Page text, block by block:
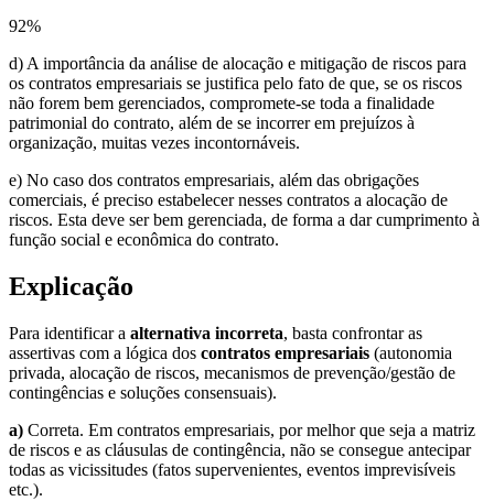
92%
d) A importância da análise de alocação e mitigação de riscos para
os contratos empresariais se justifica pelo fato de que, se os riscos
não forem bem gerenciados, compromete-se toda a finalidade
patrimonial do contrato, além de se incorrer em prejuízos à
organização, muitas vezes incontornáveis.
e) No caso dos contratos empresariais, além das obrigações
comerciais, é preciso estabelecer nesses contratos a alocação de
riscos. Esta deve ser bem gerenciada, de forma a dar cumprimento à
função social e econômica do contrato.
Explicação
Para identificar a alternativa incorreta, basta confrontar as
assertivas com a lógica dos contratos empresariais (autonomia
privada, alocação de riscos, mecanismos de prevenção/gestão de
contingências e soluções consensuais).
a) Correta. Em contratos empresariais, por melhor que seja a matriz
de riscos e as cláusulas de contingência, não se consegue antecipar
todas as vicissitudes (fatos supervenientes, eventos imprevisíveis
etc.).